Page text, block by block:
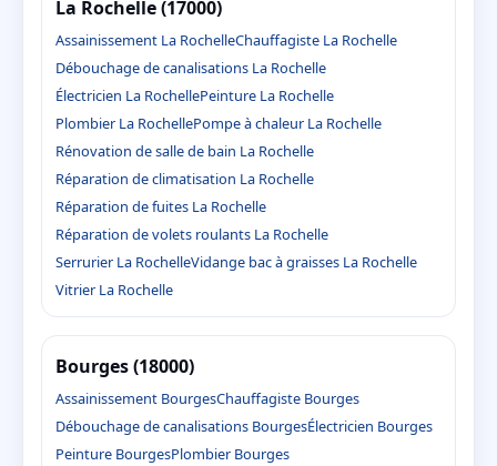
La Rochelle (17000)
Assainissement La RochelleChauffagiste La Rochelle
Débouchage de canalisations La Rochelle
Électricien La RochellePeinture La Rochelle
Plombier La RochellePompe à chaleur La Rochelle
Rénovation de salle de bain La Rochelle
Réparation de climatisation La Rochelle
Réparation de fuites La Rochelle
Réparation de volets roulants La Rochelle
Serrurier La RochelleVidange bac à graisses La Rochelle
Vitrier La Rochelle
Bourges (18000)
Assainissement BourgesChauffagiste Bourges
Débouchage de canalisations BourgesÉlectricien Bourges
Peinture BourgesPlombier Bourges